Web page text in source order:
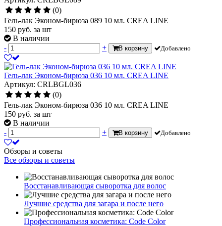
(0)
Гель-лак Эконом-бирюза 089 10 мл. CREA LINE
150 руб. за шт
В наличии
-
+ В корзину Добавлено
Гель-лак Эконом-бирюза 036 10 мл. CREA LINE
Артикул: CRLBGL036
(0)
Гель-лак Эконом-бирюза 036 10 мл. CREA LINE
150 руб. за шт
В наличии
-
+ В корзину Добавлено
Обзоры и советы
Все обзоры и советы
Восстанавливающая сыворотка для волос
Лучшие средства для загара и после него
Профессиональная косметика: Code Color